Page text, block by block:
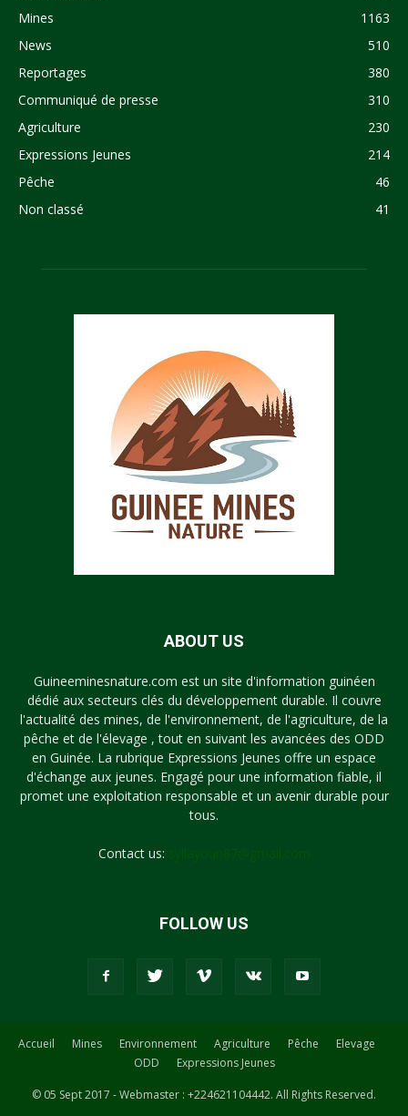
Mines
1163
News
510
Reportages
380
Communiqué de presse
310
Agriculture
230
Expressions Jeunes
214
Pêche
46
Non classé
41
ABOUT US
Guineeminesnature.com est un site d'information guinéen
dédié aux secteurs clés du développement durable. Il couvre
l'actualité des mines, de l'environnement, de l'agriculture, de la
pêche et de l'élevage , tout en suivant les avancées des ODD
en Guinée. La rubrique Expressions Jeunes offre un espace
d'échange aux jeunes. Engagé pour une information fiable, il
promet une exploitation responsable et un avenir durable pour
tous.
Contact us:
FOLLOW US
Accueil Mines Environnement Agriculture Pêche
Elevage
ODD
Expressions Jeunes
© 05 Sept 2017 - Webmaster : +224621104442. All Rights Reserved.